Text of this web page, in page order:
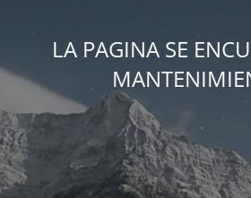
LA PAGINA SE